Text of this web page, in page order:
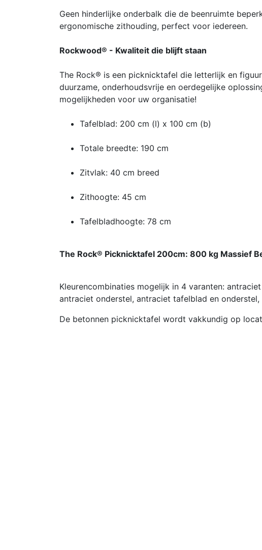
Geen hinderlijke onderbalk die de beenruimte
ergonomische zithouding, perfect voor iedereen.
Rockwood® - Kwaliteit die blijft staan
The Rock® is een picknicktafel die letterlijk en
duurzame, onderhoudsvrije en oerdegelijke
mogelijkheden voor uw organisatie!
Tafelblad: 200 cm (l) x 100 cm (b)
Totale breedte: 190 cm
Zitvlak: 40 cm breed
Zithoogte: 45 cm
Tafelbladhoogte: 78 cm
The Rock® Picknicktafel 200cm: 800 kg Massief
Kleurencombinaties mogelijk in 4 varanten:
antraciet onderstel, antraciet tafelblad en
De betonnen picknicktafel wordt vakkundig op